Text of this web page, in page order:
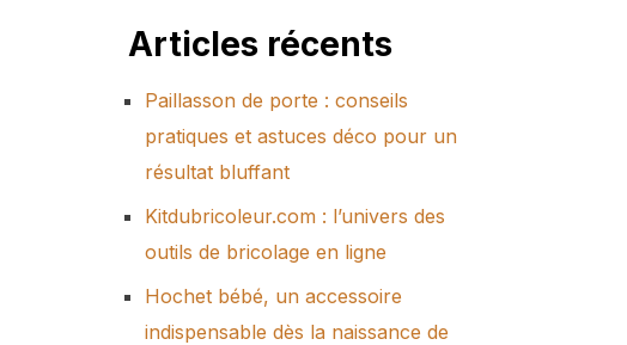
Articles récents
Paillasson de porte : conseils
pratiques et astuces déco pour un
résultat bluffant
Kitdubricoleur.com : l’univers des
outils de bricolage en ligne
Hochet bébé, un accessoire
indispensable dès la naissance de